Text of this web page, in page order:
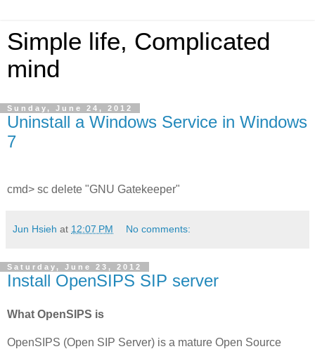
Simple life, Complicated
mind
Sunday, June 24, 2012
Uninstall a Windows Service in Windows
7
cmd> sc delete "GNU Gatekeeper"
Jun Hsieh at 12:07 PM No comments:
Saturday, June 23, 2012
Install OpenSIPS SIP server
What OpenSIPS is
OpenSIPS (Open SIP Server) is a mature Open Source